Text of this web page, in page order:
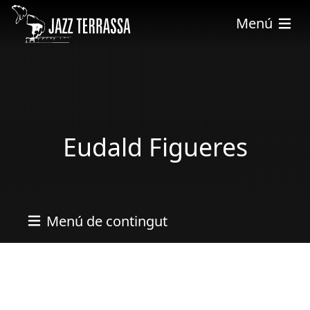
Vés al contingut
Menú
Eudald Figueres
Menú de contingut